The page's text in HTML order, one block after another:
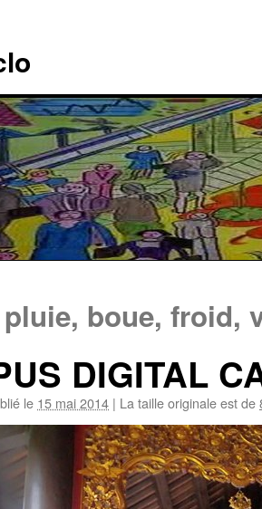
boue, froid,
DIGITAL
le 15 mai 2014 | La taille originale est de